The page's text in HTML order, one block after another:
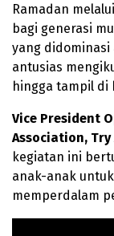
Ramadan
bagi generasi
yang
antusias
hingga tampil di
Vice President
Association,
kegiatan ini
anak-anak
memperdalam